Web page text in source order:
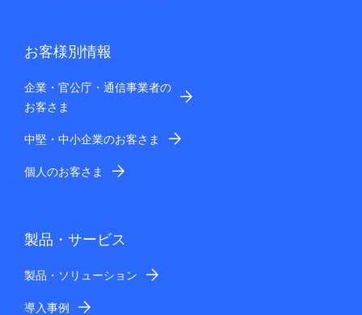
お客様別情報
企業・官公庁・通信事業者の
お客さま
中堅・中小企業のお客さま
個人のお客さま
製品・サービス
製品・ソリューション
導入事例